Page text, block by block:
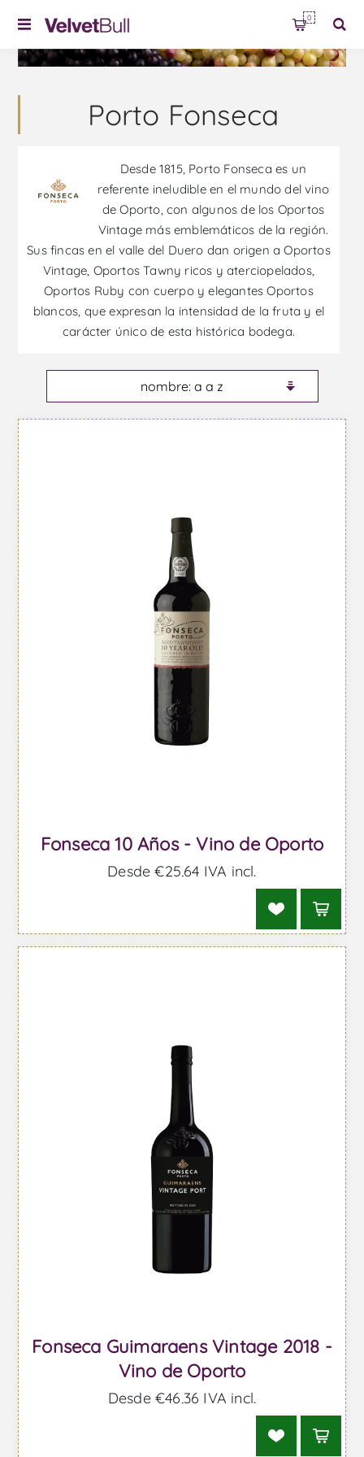
0
Porto Fonseca
Desde 1815, Porto Fonseca es un
referente ineludible en el mundo del vino
de Oporto, con algunos de los Oportos
Vintage más emblemáticos de la región.
Sus fincas en el valle del Duero dan origen a Oportos
Vintage, Oportos Tawny ricos y aterciopelados,
Oportos Ruby con cuerpo y elegantes Oportos
blancos, que expresan la intensidad de la fruta y el
carácter único de esta histórica bodega.
Fonseca 10 Años - Vino de Oporto
Desde €25,64 IVA incl.
Fonseca Guimaraens Vintage 2018 -
Vino de Oporto
Desde €46,36 IVA incl.